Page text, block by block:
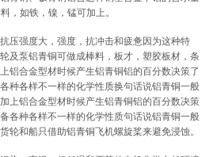
，如铁，镍，锰可加上。
强度大，强度，抗冲击和疲惫因为这种特
及泵铝青铜可做成棒料，板才，塑胶板材，条
铝合金型材时候产生铝青铜铝的百分数决策了
种各样不一样的化学性质换句话说铝青铜一般
上铝合金型材时候产生铝青铜铝的百分数决策
各种各样不一样的化学性质句话说铝青铜一般
轮和船只借助铝青铜飞机螺旋桨来避免浸蚀。